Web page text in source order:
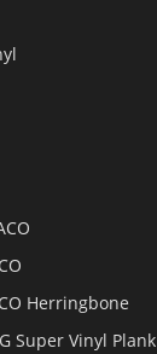
Herringbone
Super Vinyl Plank